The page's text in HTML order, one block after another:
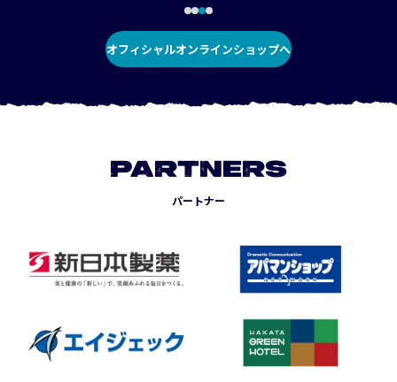
オフィシャルオンラインショップへ
PARTNERS
パートナー